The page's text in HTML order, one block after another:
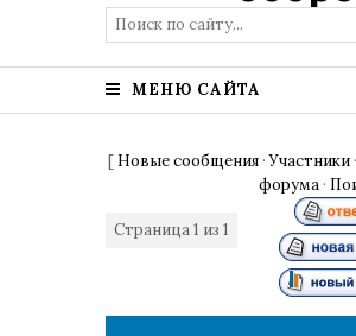
МЕНЮ САЙТА
[ Новые сообщения ·Участники ·
форума ·
Страница1 из 1